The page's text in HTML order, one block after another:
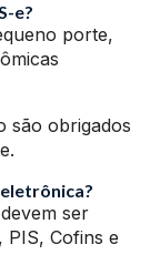
e?
porte,
são obrigados
ser
PIS, Cofins e